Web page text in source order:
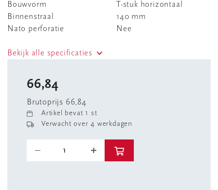
Bouwvorm
T-stuk horizontaal
Binnenstraal
140 mm
Nato perforatie
Nee
Bekijk alle specificaties
66,84
Brutoprijs 66,84
Artikel bevat 1 st
Verwacht over 4 werkdagen